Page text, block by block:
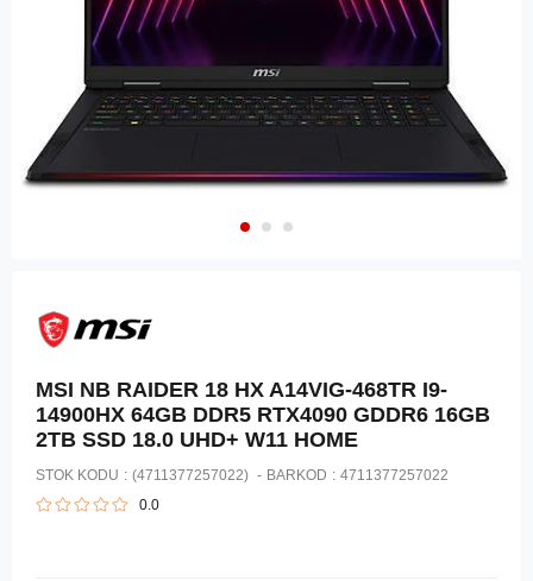
MSI NB RAIDER 18 HX A14VIG-468TR I9-
14900HX 64GB DDR5 RTX4090 GDDR6 16GB
2TB SSD 18.0 UHD+ W11 HOME
STOK KODU (4711377257022) BARKOD : 4711377257022
0.0